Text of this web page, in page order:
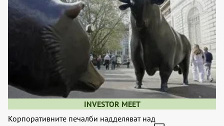
INVESTOR MEET
Корпоративните печалби надделяват над